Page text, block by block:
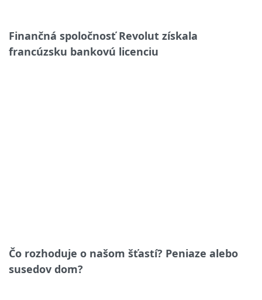
Finančná spoločnosť Revolut získala
francúzsku bankovú licenciu
Čo rozhoduje o našom šťastí? Peniaze alebo
susedov dom?